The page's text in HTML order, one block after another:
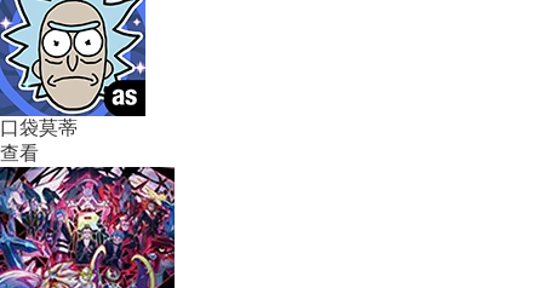
口袋莫蒂
查看